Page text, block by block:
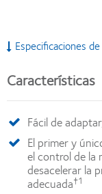
Especificaciones
Características
Fácil de
El primer y
el control de la
desacelerar la
adecuada†1